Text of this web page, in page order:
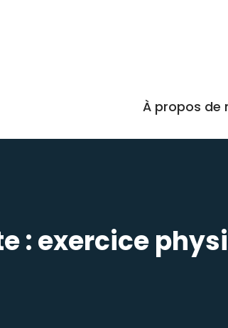
À propos de
:exercice